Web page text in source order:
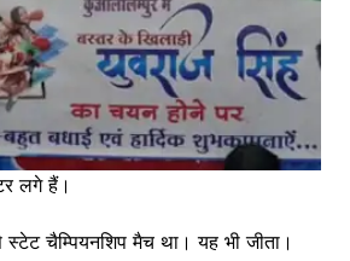
लगे हैं।
चैम्पियनशिप मैच था। यह भी जीता।